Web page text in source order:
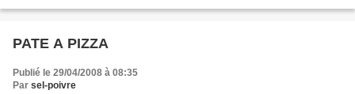
PATE A PIZZA
Publié le 29/04/2008 à 08:35
Par sel-poivre